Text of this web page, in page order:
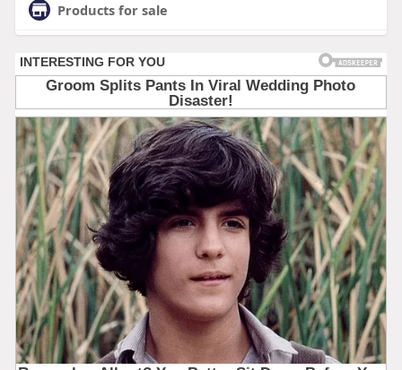
Products for sale